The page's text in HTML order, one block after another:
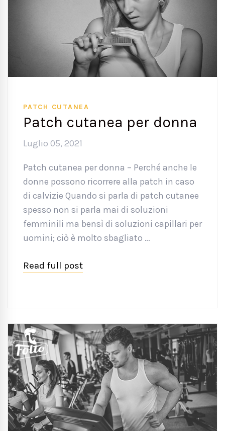
PATCH CUTANEA
Patch cutanea per donna
Luglio 05, 2021
Patch cutanea per donna – Perché anche le
donne possono ricorrere alla patch in caso
di calvizie Quando si parla di patch cutanee
spesso non si parla mai di soluzioni
femminili ma bensì di soluzioni capillari per
uomini; ciò è molto sbagliato …
Read full post